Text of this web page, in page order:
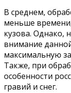
В среднем,
меньше
кузова. Однако,
внимание
максимальную
Также, при
особенности
гравий и снег.